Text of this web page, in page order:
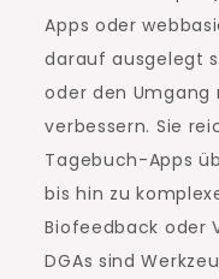
Apps oder
darauf ausgelegt
oder den Umgang
verbessern. Sie
Tagebuch-Apps
bis hin zu
Biofeedback oder
DGAs sind